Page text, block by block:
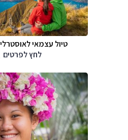
טיול עצמאי
לחץ לפרטים